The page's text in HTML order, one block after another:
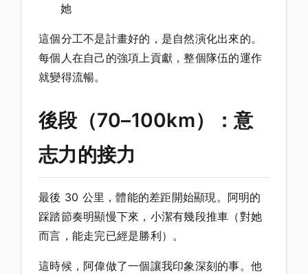
她
這個分工不是計畫好的，是自然演化出來的。
每個人在自己的強項上貢獻，整個隊伍的運作
就變得流暢。
後段（70–100km）：意
志力的接力
最後 30 公里，體能的差距開始顯現。阿明的
踩踏節奏明顯慢下來，小潔有幾段推車（對她
而言，能走完已經是勝利）。
這時候，阿偉做了一個讓我印象深刻的事。他